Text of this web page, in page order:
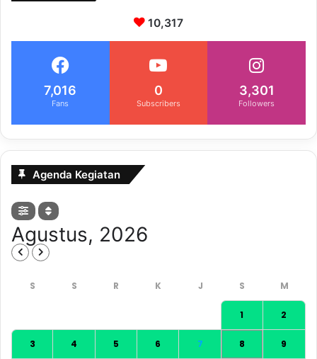
10,317
7,016
Fans
0
Subscribers
3,301
Followers
Agenda Kegiatan
Agustus, 2026
1 2
3 4 5 6 7 8 9